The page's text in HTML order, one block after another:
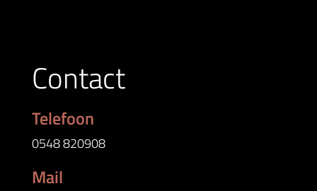
Contact
Telefoon
0548 820908
Mail